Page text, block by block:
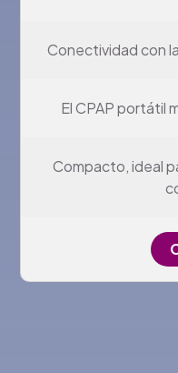
Conectividad con
El CPAP portátil
Compacto, ideal